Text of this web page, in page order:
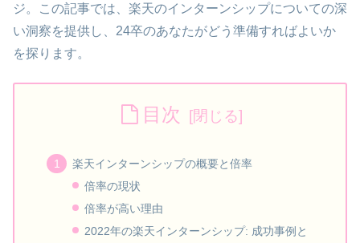
ジ。この記事では、楽天のインターンシップについての深
い洞察を提供し、24卒のあなたがどう準備すればよいか
を探ります。
目次
楽天インターンシップの概要と倍率
倍率の現状
倍率が高い理由
2022年の楽天インターンシップ: 成功事例と